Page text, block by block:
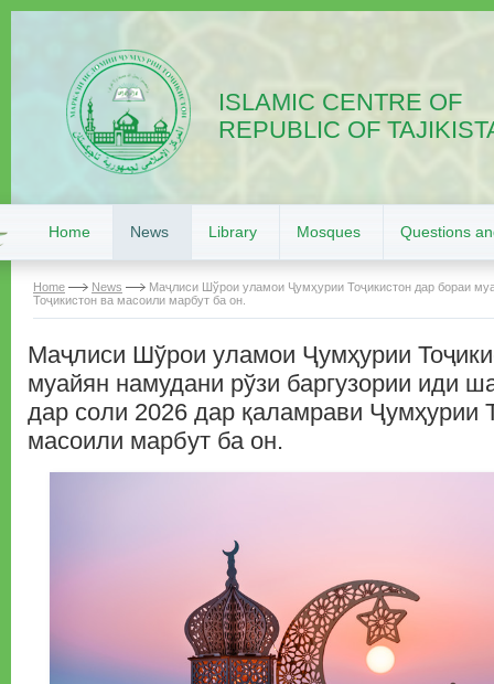
ISLAMIC CENTRE OF
REPUBLIC OF
Home News Library Mosques Questions
Home News
Маҷлиси Шўрои уламои Ҷумҳурии Тоҷикистон дар бораи
Тоҷикистон ва масоили марбут ба он.
Маҷлиси Шўрои уламои Ҷумҳурии
муайян намудани рўзи баргузории иди
дар соли 2026 дар қаламрави Ҷумҳурии
масоили марбут ба он.